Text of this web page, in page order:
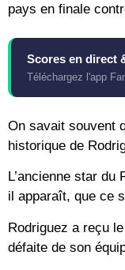
pays en finale
Scores en direct
Téléchargez l'app
On savait souvent
historique de
L’ancienne star
il apparaît, que ce
Rodriguez a reçu
défaite de son